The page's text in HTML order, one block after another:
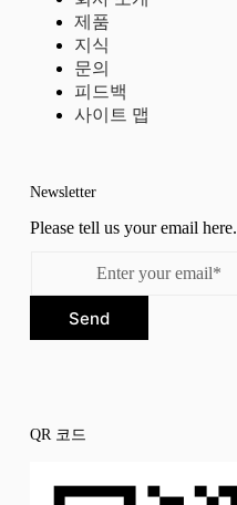
제품
지식
문의
피드백
사이트 맵
Newsletter
Please tell us your email here.
Send
QR 코드